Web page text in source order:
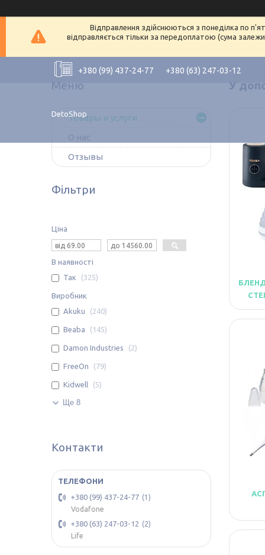
Відправлення здійснюються з понеділка по
відправляється тільки за передоплатою (сума
+380 (99) 437-24-77 +380 (63) 247-03-12
DetoShop
У
Товары и услуги
О нас
Отзывы
Фільтри
Ціна
В наявності
Так
325
Виробник
Akuku
240
Beaba 145
Damon Industries 2
FreeOn 79
Kidwell 5
Ще 8
Контакти
+380 (99) 437-24-77
1
Vodafone
+380 (63) 247-03-12
2
Life